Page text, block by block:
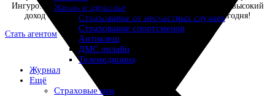
Жизнь и здоровье
Страхование от несчастных случаев
Страхование спортсменов
Антиклещ
ДМС онлайн
Телемедицина
Журнал
Ещё
Страховые компании
Ингуро. Онлайн-регистрация, обучение за счет компании, высокий
доход с продажи полиса. Начните зарабатывать уже сегодня!
Стать агентом